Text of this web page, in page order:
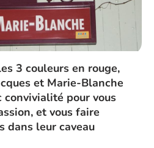
3 couleurs en rouge,
et Marie-Blanche
convivialité pour vous
et vous faire
dans leur caveau